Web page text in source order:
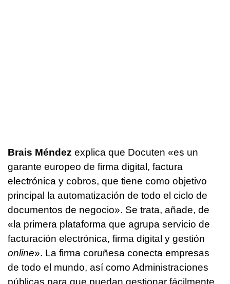
Brais Méndez explica que Docuten «es un
garante europeo de firma digital, factura
electrónica y cobros, que tiene como objetivo
principal la automatización de todo el ciclo de
documentos de negocio». Se trata, añade, de
«la primera plataforma que agrupa servicio de
facturación electrónica, firma digital y gestión
online». La firma coruñesa conecta empresas
de todo el mundo, así como Administraciones